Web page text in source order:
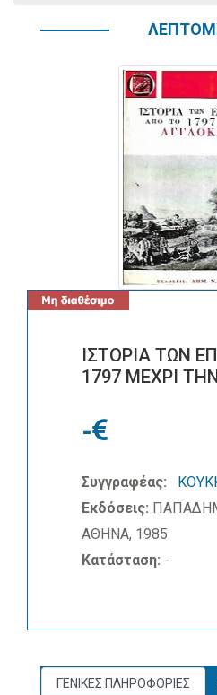
ΙΣΤΟΡΙΑ ΤΩΝ
1797 ΜΕΧΡΙ
-
Συγγραφέας:
Εκδόσεις:
ΑΘΗΝΑ, 1985
Κατάσταση: -
ΓΕΝΙΚΕΣ ΠΛΗΡΟΦΟΡΙΕΣ